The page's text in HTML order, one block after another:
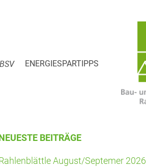
ENER­GIE­SPAR­TIPPS
BEITRÄGE
August/Septemer 2026